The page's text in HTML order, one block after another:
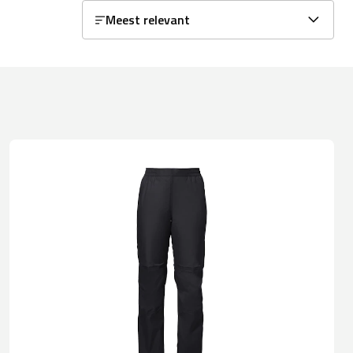
Meest relevant